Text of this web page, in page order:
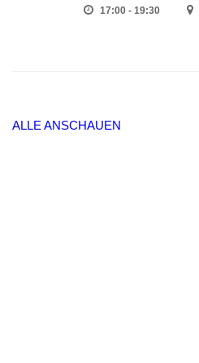
17:00 - 19:30
ALLE ANSCHAUEN